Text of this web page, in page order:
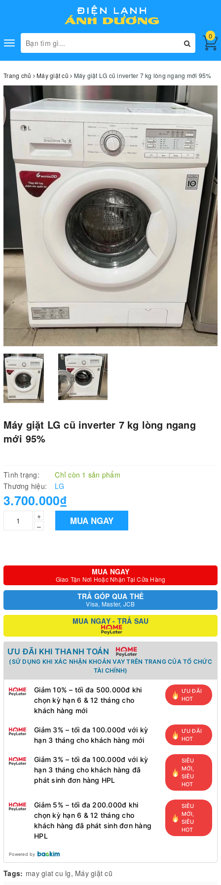
Toggle
navigation
0
Trang chủ Máy giặt cũ Máy giặt LG cũ inverter 7 kg lòng ngang mới 95%
Máy giặt LG cũ inverter 7 kg lòng ngang
mới 95%
Tình trạng:
Chỉ còn 1 sản phẩm
Thương hiệu:
LG
3.700.000₫
+
–
MUA NGAY
MUA NGAY
Giao Tận Nơi Hoặc Nhận Tại Cửa Hàng
TRẢ GÓP QUA THẺ
Visa, Master, JCB
MUA NGAY - TRẢ SAU
ƯU ĐÃI KHI THANH TOÁN
(SỬ DỤNG KHI XÁC NHẬN KHOẢN VAY TRÊN TRANG CỦA TỔ CHỨC
TÀI CHÍNH)
Giảm 10% – tối đa 500.000đ khi
chọn kỳ hạn 6 & 12 tháng cho
khách hàng mới
ƯU ĐÃI
HOT
Giảm 3% – tối đa 100.000đ với kỳ
hạn 3 tháng cho khách hàng mới
ƯU ĐÃI
HOT
Giảm 3% – tối đa 100.000đ với kỳ
hạn 3 tháng cho khách hàng đã
phát sinh đơn hàng HPL
SIÊU
MỚI,
SIÊU
HOT
Giảm 5% – tối đa 200.000đ khi
chọn kỳ hạn 6 & 12 tháng cho
khách hàng đã phát sinh đơn hàng
HPL
SIÊU
MỚI,
SIÊU
HOT
Powered by
Tags: may giat cu lg, Máy giặt cũ